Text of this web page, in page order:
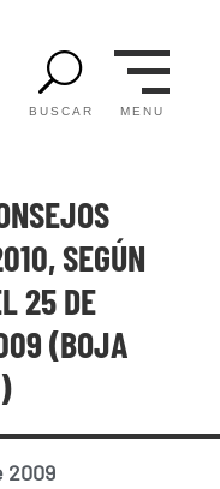
U
BUSCAR MENU
SEGÚN
25 DE
(BOJA
2009